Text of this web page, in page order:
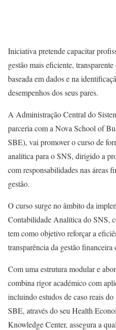
Iniciativa pretende capacitar
gestão mais eficiente,
baseada em dados e na
desempenhos dos seus pares.
A Administração Central do
parceria com a Nova School of
SBE), vai promover o curso de
analítica para o SNS, dirigido a
com responsabilidades nas áreas
gestão.
O curso surge no âmbito da
Contabilidade Analítica do SNS,
tem como objetivo reforçar a
transparência da gestão financeira
Com uma estrutura modular e
combina rigor académico com
incluindo estudos de caso reais
SBE, através do seu Health
Knowledge Center, assegura a